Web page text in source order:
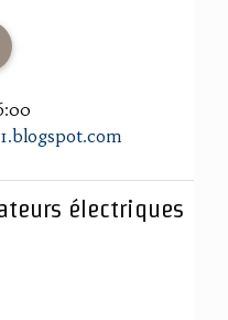
électriques